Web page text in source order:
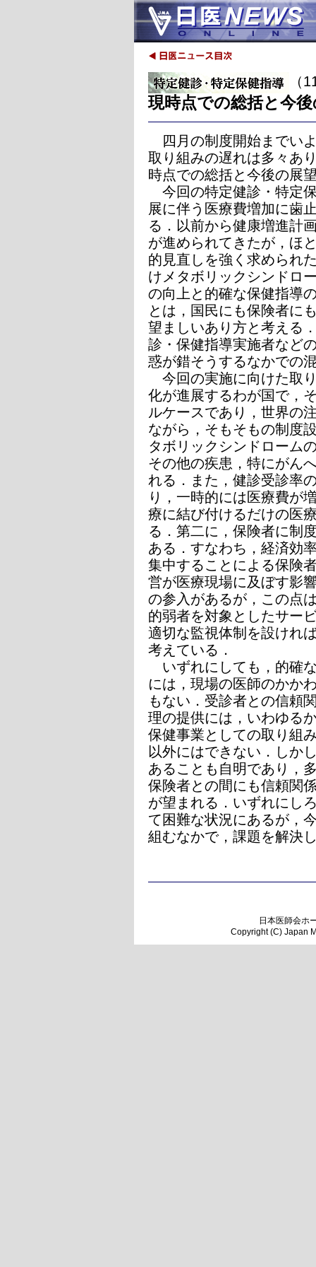
（
現時点での総括と今
四月の制度開始までい
取り組みの遅れは多々あ
時点での総括と今後の展
今回の特定健診・特定
展に伴う医療費増加に歯
る．以前から健康増進計
が進められてきたが，ほ
的見直しを強く求められ
けメタボリックシンドロ
の向上と的確な保健指導
とは，国民にも保険者に
望ましいあり方と考える
診・保健指導実施者など
惑が錯そうするなかでの
今回の実施に向けた取
化が進展するわが国で，
ルケースであり，世界の
ながら，そもそもの制度
タボリックシンドローム
その他の疾患，特にがん
れる．また，健診受診率
り，一時的には医療費が
療に結び付けるだけの医
る．第二に，保険者に制
ある．すなわち，経済効
集中することによる保険
営が医療現場に及ぼす影
の参入があるが，この点
的弱者を対象としたサー
適切な監視体制を設けれ
考えている．
いずれにしても，的確
には，現場の医師のかか
もない．受診者との信頼
理の提供には，いわゆる
保健事業としての取り組
以外にはできない．しか
あることも自明であり，
保険者との間にも信頼関
が望まれる．いずれにし
て困難な状況にあるが，
組むなかで，課題を解決
日本医師会ホ
Copyright (C) Japan